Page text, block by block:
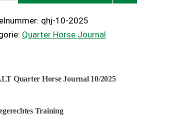
qhj-10-2025
Quarter Horse Journal
Quarter Horse Journal 10/2025
Training